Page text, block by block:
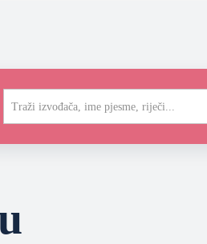
Traži izvođača, ime pjesme, riječi...